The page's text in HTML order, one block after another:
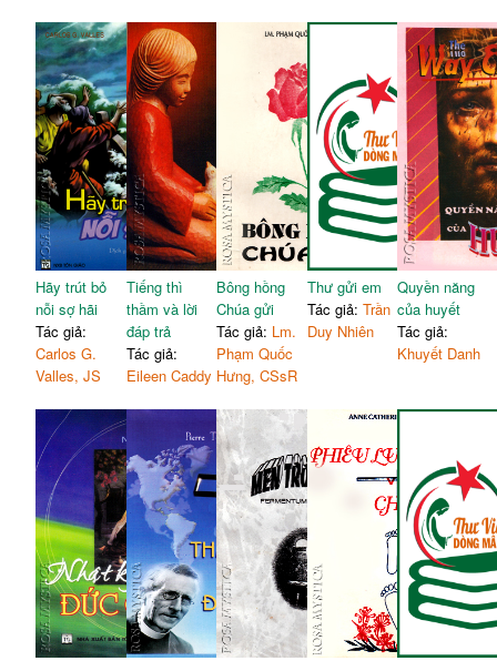
Hãy trút bỏ
nỗi sợ hãi
Tác giả:
Carlos G.
Valles, JS
Tiếng thì
thầm và lời
đáp trả
Tác giả:
Eileen Caddy
Bông hồng
Chúa gửi
Tác giả: Lm.
Phạm Quốc
Hưng, CSsR
Thư gửi em
Tác giả: Trần
Duy Nhiên
Quyền năng
của huyết
Tác giả:
Khuyết Danh